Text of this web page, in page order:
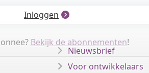
Inloggen
Bekijk de abonnementen!
Nieuwsbrief
Voor ontwikkelaars